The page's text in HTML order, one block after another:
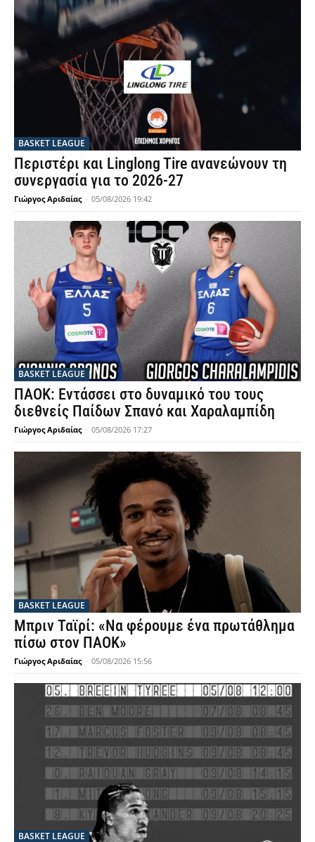
BASKET LEAGUE
Περιστέρι και Linglong Tire ανανεώνουν τη
συνεργασία για το 2026-27
Γιώργος Αριδαίας - 05/08/2026 19:42
BASKET LEAGUE
ΠΑΟΚ: Εντάσσει στο δυναμικό του τους
διεθνείς Παίδων Σπανό και Χαραλαμπίδη
Γιώργος Αριδαίας - 05/08/2026 17:27
BASKET LEAGUE
Μπριν Ταϊρί: «Να φέρουμε ένα πρωτάθλημα
πίσω στον ΠΑΟΚ»
Γιώργος Αριδαίας - 05/08/2026 15:56
BASKET LEAGUE